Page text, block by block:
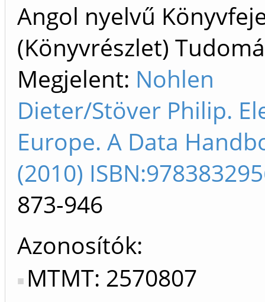
Angol nyelvű
(Könyvrészlet)
Megjelent: Nohlen
Dieter/Stöver Philip.
Europe. A Data
(2010)
873-946
Azonosítók
MTMT: 2570807